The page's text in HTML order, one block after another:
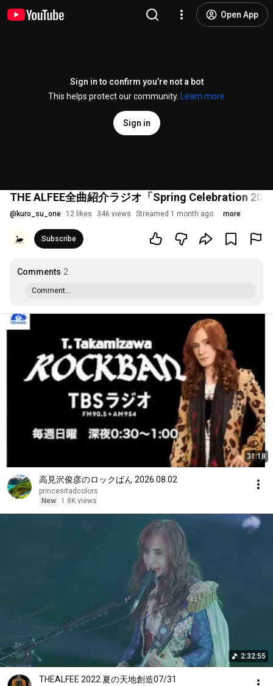
Open App
Sign in to confirm you’re not a bot
This helps protect our community.
Learn more
Sign in
THE ALFEE全曲紹介ラジオ「Spring Celebration
@ kuro_su_one 12 likes 346 views Streamed 1 month ago more
Subscribe
Comments 2
Comment...
31:18
高見沢俊彦のロックばん 2026.08.02
princesitadcolors
New
1.8K views
2:32:55
THEALFEE 2022 夏の天地創造07/31